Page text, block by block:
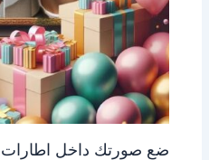
ضع صورتك داخل اطارات